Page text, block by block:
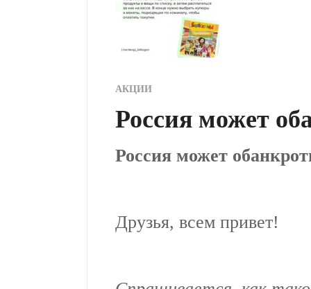
АКЦИИ
Россия может
Россия может
Друзья, всем привет!